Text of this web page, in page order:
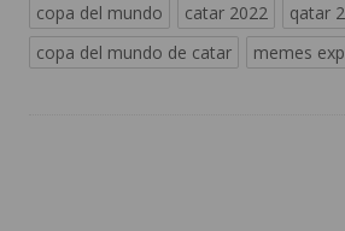
copa del mundo
catar 2022
qatar
copa del mundo de catar
memes